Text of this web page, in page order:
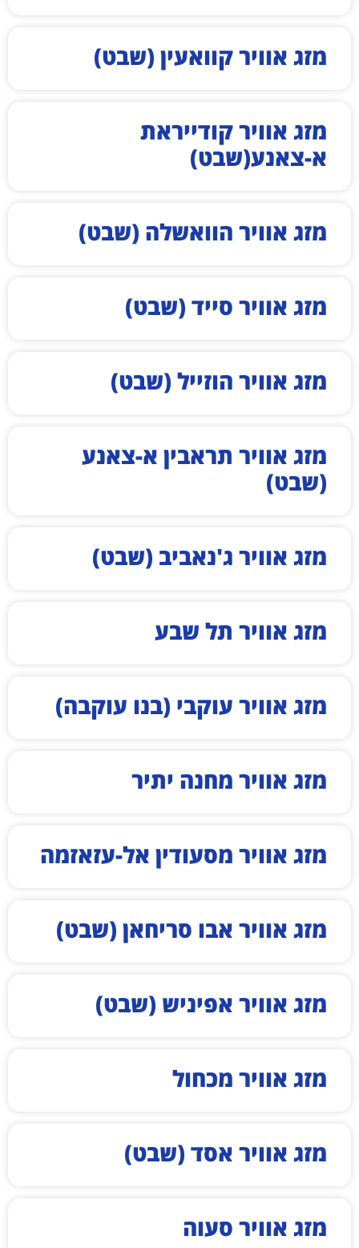
מזג אוויר קוואעין (שבט)
מזג אוויר קודייראת
א-צאנע(שבט)
מזג אוויר הוואשלה (שבט)
מזג אוויר סייד (שבט)
מזג אוויר הוזייל (שבט)
מזג אוויר תראבין א-צאנע
(שבט)
מזג אוויר ג'נאביב (שבט)
מזג אוויר תל שבע
מזג אוויר עוקבי (בנו עוקבה)
מזג אוויר מחנה יתיר
מזג אוויר מסעודין אל-עזאזמה
מזג אוויר אבו סריחאן (שבט)
מזג אוויר אפיניש (שבט)
מזג אוויר מכחול
מזג אוויר אסד (שבט)
מזג אוויר סעוה